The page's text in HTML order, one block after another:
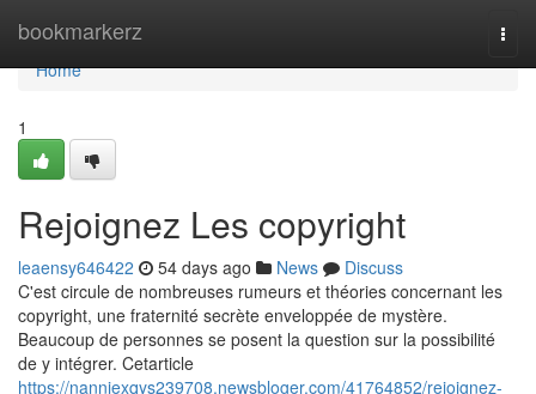
bookmarkerz
Home
Home
1
Rejoignez Les copyright
leaensy646422 54 days ago News
Discuss
C'est circule de nombreuses rumeurs et théories concernant les
copyright, une fraternité secrète enveloppée de mystère.
Beaucoup de personnes se posent la question sur la possibilité
de y intégrer. Cetarticle
https://nanniexqys239708.newsbloger.com/41764852/rejoignez-